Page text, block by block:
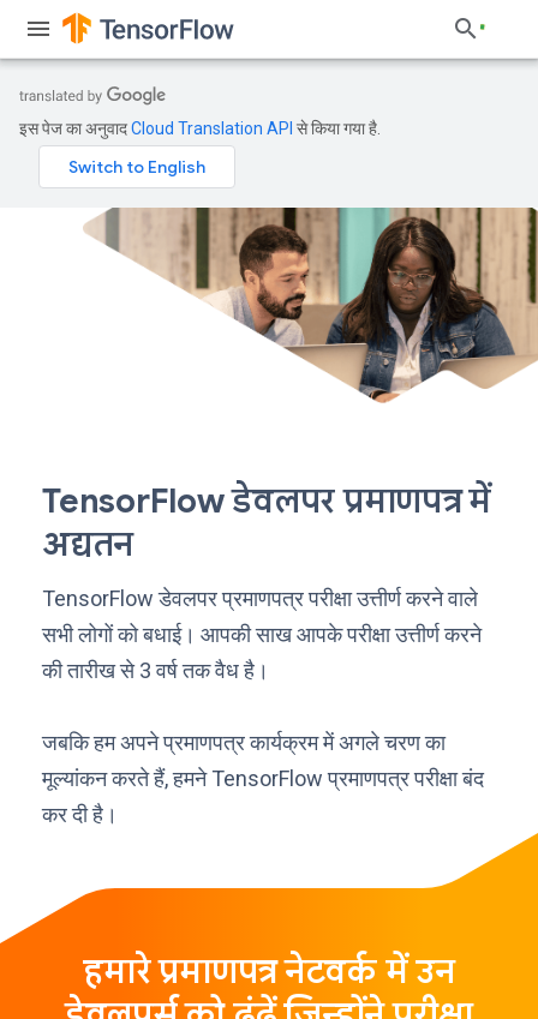
इस पेज का अनुवादCloud Translation API से किया गया है.
TensorFlow डेवलपर प्रमाणपत्र में
अद्यतन
TensorFlow डेवलपर प्रमाणपत्र परीक्षा उत्तीर्ण करने वाले
सभी लोगों को बधाई। आपकी साख आपके परीक्षा उत्तीर्ण करने
की तारीख से 3 वर्ष तक वैध है।
जबकि हम अपने प्रमाणपत्र कार्यक्रम में अगले चरण का
मूल्यांकन करते हैं, हमने TensorFlow प्रमाणपत्र परीक्षा बंद
कर दी है।
हमारे प्रमाणपत्र नेटवर्क में उन